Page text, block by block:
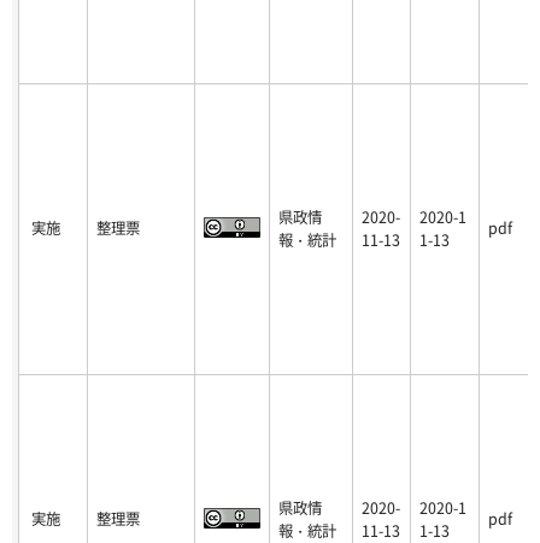
実施 整理票
県政情
報・統計
2020-
11-13
2020-1
1-13
pdf
実施 整理票
県政情
報・統計
2020-
11-13
2020-1
1-13
pdf